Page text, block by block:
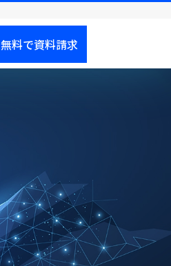
無料で資料請求